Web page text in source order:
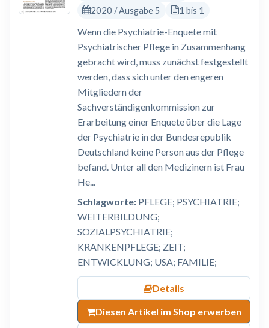
2020 / Ausgabe 5
1 bis 1
Wenn die Psychiatrie-Enquete mit
Psychiatrischer Pflege in Zusammenhang
gebracht wird, muss zunächst festgestellt
werden, dass sich unter den engeren
Mitgliedern der
Sachverständigenkommission zur
Erarbeitung einer Enquete über die Lage
der Psychiatrie in der Bundesrepublik
Deutschland keine Person aus der Pflege
befand. Unter all den Medizinern ist Frau
He...
Schlagworte:PFLEGE; PSYCHIATRIE;
WEITERBILDUNG;
SOZIALPSYCHIATRIE;
KRANKENPFLEGE; ZEIT;
ENTWICKLUNG; USA; FAMILIE;
Details
Diesen Artikel im Shop erwerben